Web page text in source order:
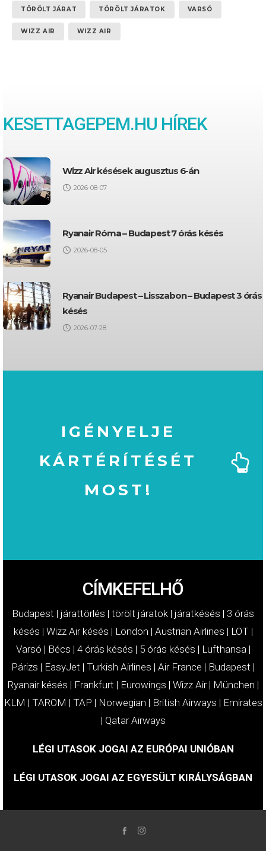
TÖRÖLT JÁRAT TÖRÖLT JÁRATOK VARSÓ
WIZZ AIR WIZZ AIR
KESETTAGEPEM.HU HÍREK
Wizz Air késések augusztus 6-án
2026-08-07
Ryanair Róma – Budapest 7 órás késés
2026-08-05
Ryanair Budapest – Lisszabon – Budapest 3 órás
késés
2026-07-28
IGÉNYELJE
KÁRTÉRÍTÉSÉT
MOST!
CÍMKEFELHŐ
Budapest | járattörlés | törölt járatok | járatkésés | 3 órás
késés | Wizz Air késés | London | Austrian Airlines | LOT|
Varsó | Bécs | 4 órás késés | 5 órás késés | Lufthansa |
Párizs | EasyJet | Turkish Airlines | Air France | Budapest |
Ryanair késés | Frankfurt | Eurowings | Wizz Air| München |
KLM | TAROM | TAP | Norwegian | British Airways | Emirates
| Qatar Airways
LÉGI UTASOK JOGAI AZ EURÓPAI UNIÓBAN
LÉGI UTASOK JOGAI AZ EGYESÜLT KIRÁLYSÁGBAN